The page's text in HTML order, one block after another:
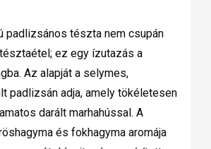
padlizsános tészta nem csupán
ez egy ízutazás a
Az alapját a selymes,
padlizsán adja, amely tökéletesen
darált marhahússal. A
és fokhagyma aromája